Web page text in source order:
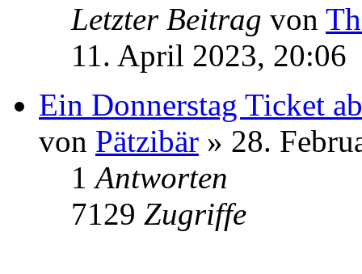
Letzter Beitrag von
11. April 2023, 20:06
Ein Donnerstag Ticket
von Pätzibär » 28.
1Antworten
7129 Zugriffe